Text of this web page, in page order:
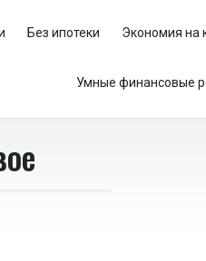
Без ипотеки Экономия на
Умные финансовые